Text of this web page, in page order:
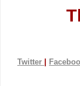
Twitter